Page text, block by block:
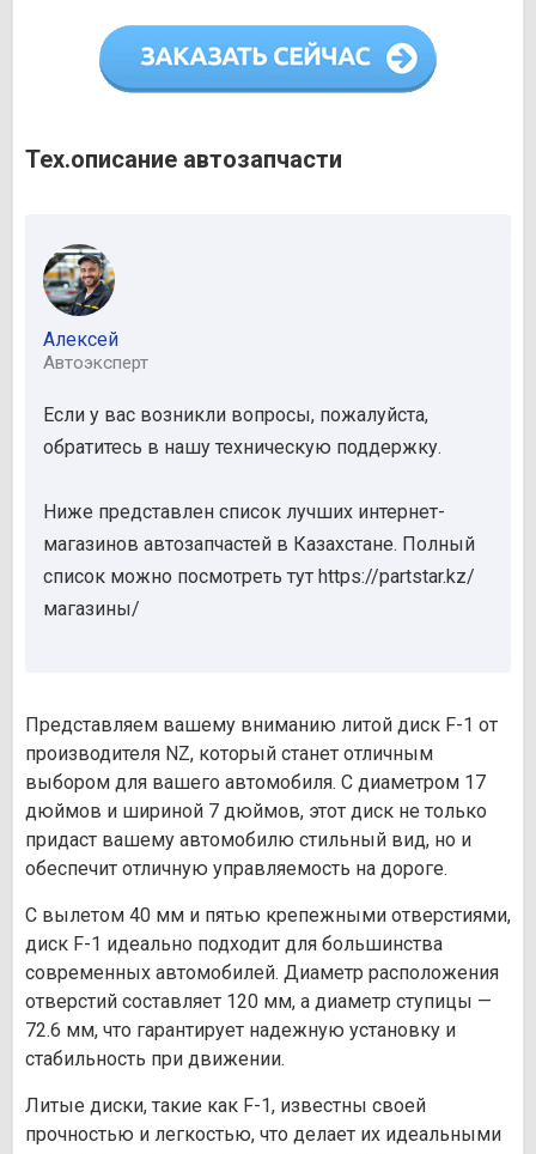
Тех.описание автозапчасти
Алексей
Автоэксперт
Если у вас возникли вопросы, пожалуйста,
обратитесь в нашу техническую поддержку.
Ниже представлен список лучших интернет-
магазинов автозапчастей в Казахстане. Полный
список можно посмотреть тут https://partstar.kz/
магазины/
Представляем вашему вниманию литой диск F-1 от
производителя NZ, который станет отличным
выбором для вашего автомобиля. С диаметром 17
дюймов и шириной 7 дюймов, этот диск не только
придаст вашему автомобилю стильный вид, но и
обеспечит отличную управляемость на дороге.
С вылетом 40 мм и пятью крепежными отверстиями,
диск F-1 идеально подходит для большинства
современных автомобилей. Диаметр расположения
отверстий составляет 120 мм, а диаметр ступицы —
72.6 мм, что гарантирует надежную установку и
стабильность при движении.
Литые диски, такие как F-1, известны своей
прочностью и легкостью, что делает их идеальными